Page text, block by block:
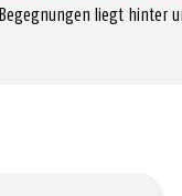
liegt hinter